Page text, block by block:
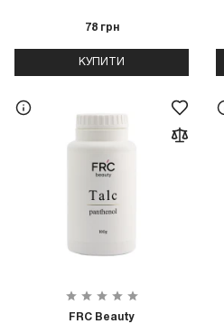
78 грн
КУПИТИ
FRC Beauty